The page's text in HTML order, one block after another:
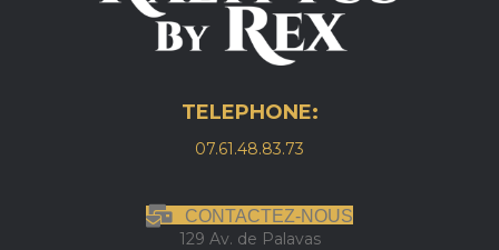
TELEPHONE:
07.61.48.83.73
CONTACTEZ-NOUS
129 Av. de Palavas